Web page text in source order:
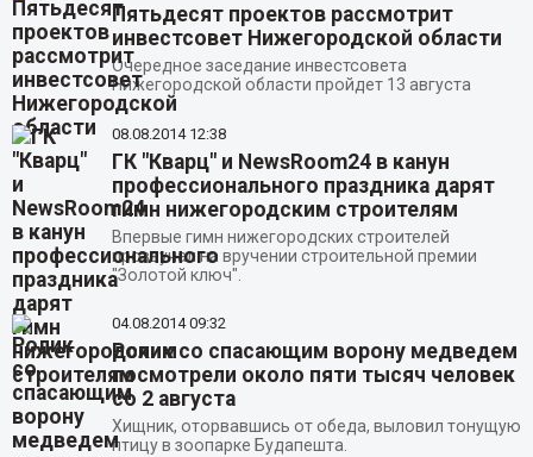
Пятьдесят проектов рассмотрит
инвестсовет Нижегородской области
Очередное заседание инвестсовета
Нижегородской области пройдет 13 августа
08.08.2014 12:38
ГК "Кварц" и NewsRoom24 в канун
профессионального праздника дарят
гимн нижегородским строителям
Впервые гимн нижегородских строителей
прозвучал на вручении строительной премии
"Золотой ключ".
04.08.201409:32
Ролик со спасающим ворону медведем
посмотрели около пяти тысяч человек
со 2 августа
Хищник, оторвавшись от обеда, выловил тонущую
птицу в зоопарке Будапешта.